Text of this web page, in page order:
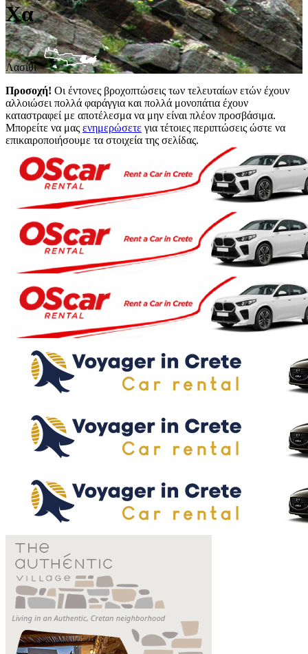
Χα
Λασίθι
Προσοχή! Οι έντονες βροχοπτώσεις των τελευταίων ετών έχουν
αλλοιώσει πολλά φαράγγια και πολλά μονοπάτια έχουν
καταστραφεί με αποτέλεσμα να μην είναι πλέον προσβάσιμα.
Μπορείτε να μας ενημερώσετε για τέτοιες περιπτώσεις ώστε να
επικαιροποιήσουμε τα στοιχεία της σελίδας.